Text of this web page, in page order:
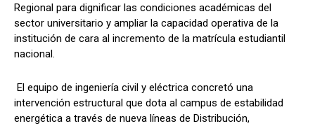
Regional para dignificar las condiciones académicas del
sector universitario y ampliar la capacidad operativa de la
institución de cara al incremento de la matrícula estudiantil
nacional.
El equipo de ingeniería civil y eléctrica concretó una
intervención estructural que dota al campus de estabilidad
energética a través de nueva líneas de Distribución,